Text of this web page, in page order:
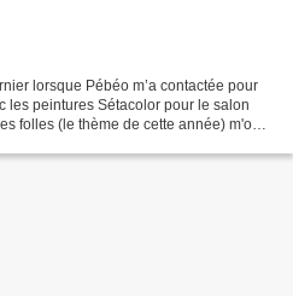
lorsque Pébéo m’a contactée pour
les peintures Sétacolor pour le salon
folles (le thème de cette année) m'ont